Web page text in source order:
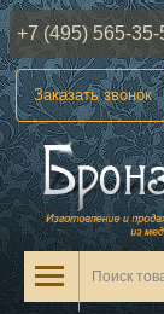
+7 (495) 565-35-
Заказать звонок